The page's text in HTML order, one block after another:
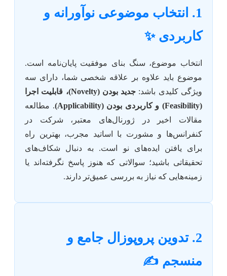
1. انتخاب موضوعی نوآورانه و
کاربردی ✨
انتخاب موضوع، سنگ بنای موفقیت پایان‌نامه است.
موضوع باید علاوه بر علاقه شخصی شما، دارای سه
ویژگی کلیدی باشد:
جدید بودن (Novelty)، قابلیت اجرا
(Feasibility) و کاربردی بودن (Applicability)
. مطالعه
مقالات اخیر در ژورنال‌های معتبر، شرکت در
کنفرانس‌ها و مشورت با اساتید مجرب، بهترین راه
برای یافتن ایده‌های نو است. به دنبال شکاف‌های
تحقیقاتی باشید؛ سوالاتی که هنوز پاسخ نگرفته‌اند یا
زمینه‌هایی که نیاز به بررسی عمیق‌تر دارند.
2. تدوین پروپوزال جامع و
منسجم ✍️